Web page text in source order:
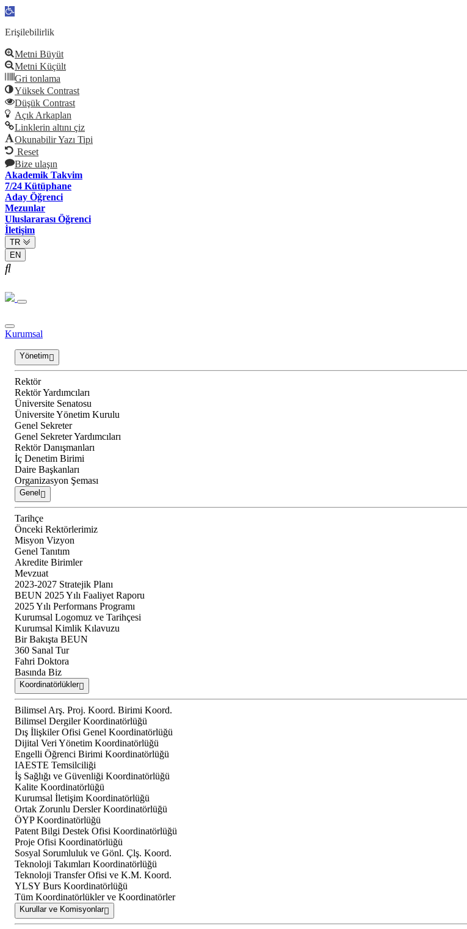
Open
Erişilebilirlik
Metni Büyüt
Metni Küçült
Gri tonlama
Yüksek Contrast
Düşük Contrast
Açık Arkaplan
Linklerin altını çiz
Okunabilir Yazı Tipi
Reset
Bize ulaşın
Akademik Takvim
7/24 Kütüphane
Aday Öğrenci
Mezunlar
Uluslararası Öğrenci
İletişim
TR
EN
Kurumsal
Yönetim
Rektör
Rektör Yardımcıları
Üniversite Senatosu
Üniversite Yönetim Kurulu
Genel Sekreter
Genel Sekreter Yardımcıları
Rektör Danışmanları
İç Denetim Birimi
Daire Başkanları
Organizasyon Şeması
Genel
Tarihçe
Önceki Rektörlerimiz
Misyon Vizyon
Genel Tanıtım
Akredite Birimler
Mevzuat
2023-2027 Stratejik Planı
BEUN 2025 Yılı Faaliyet Raporu
2025 Yılı Performans Programı
Kurumsal Logomuz ve Tarihçesi
Kurumsal Kimlik Kılavuzu
Bir Bakışta BEUN
360 Sanal Tur
Fahri Doktora
Basında Biz
Koordinatörlükler
Bilimsel Arş. Proj. Koord. Birimi Koord.
Bilimsel Dergiler Koordinatörlüğü
Dış İlişkiler Ofisi Genel Koordinatörlüğü
Dijital Veri Yönetim Koordinatörlüğü
Engelli Öğrenci Birimi Koordinatörlüğü
IAESTE Temsilciliği
İş Sağlığı ve Güvenliği Koordinatörlüğü
Kalite Koordinatörlüğü
Kurumsal İletişim Koordinatörlüğü
Ortak Zorunlu Dersler Koordinatörlüğü
ÖYP Koordinatörlüğü
Patent Bilgi Destek Ofisi Koordinatörlüğü
Proje Ofisi Koordinatörlüğü
Sosyal Sorumluluk ve Gönl. Çlş. Koord.
Teknoloji Takımları Koordinatörlüğü
Teknoloji Transfer Ofisi ve K.M. Koord.
YLSY Burs Koordinatörlüğü
Tüm Koordinatörlükler ve Koordinatörler
Kurullar ve Komisyonlar